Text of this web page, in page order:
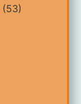
(53)